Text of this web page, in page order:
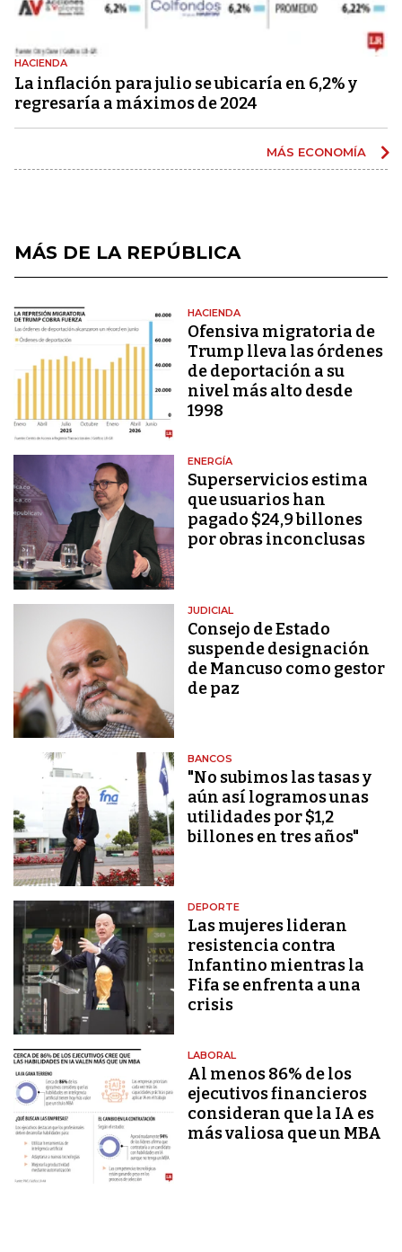
HACIENDA
La inflación para julio se ubicaría en 6,2% y
regresaría a máximos de 2024
MÁS ECONOMÍA
MÁS DE LA REPÚBLICA
HACIENDA
Ofensiva migratoria de
Trump lleva las órdenes
de deportación a su
nivel más alto desde
1998
ENERGÍA
Superservicios estima
que usuarios han
pagado $24,9 billones
por obras inconclusas
JUDICIAL
Consejo de Estado
suspende designación
de Mancuso como gestor
de paz
BANCOS
"No subimos las tasas y
aún así logramos unas
utilidades por $1,2
billones en tres años"
DEPORTE
Las mujeres lideran
resistencia contra
Infantino mientras la
Fifa se enfrenta a una
crisis
LABORAL
Al menos 86% de los
ejecutivos financieros
consideran que la IA es
más valiosa que un MBA